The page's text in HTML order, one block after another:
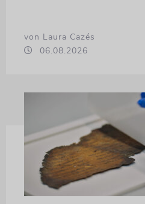
von Laura Cazés
06.08.2026